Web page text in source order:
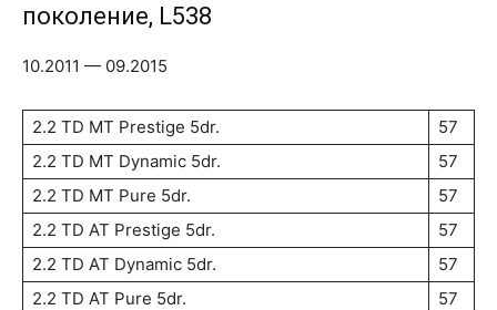
поколение, L538
10.2011 — 09.2015
2.2 TD MT Prestige 5dr.
57
2.2 TD MT Dynamic 5dr.
57
2.2 TD MT Pure 5dr.
57
2.2 TD AT Prestige 5dr.
57
2.2 TD AT Dynamic 5dr.
57
2.2 TD AT Pure 5dr.
57